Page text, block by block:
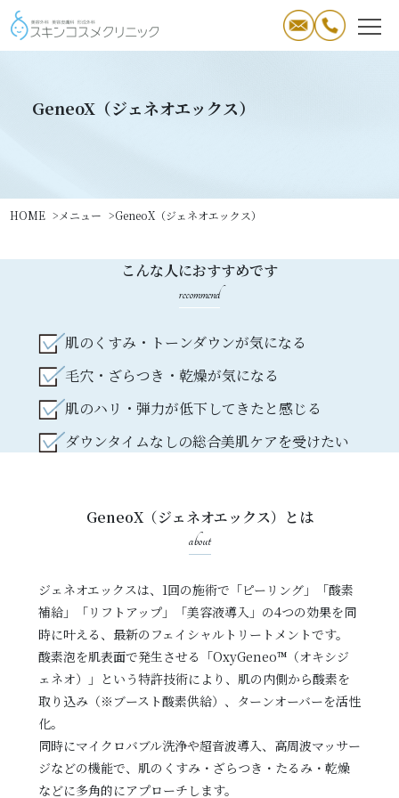
GeneoX（ジェネオエックス）
HOME メニュー GeneoX（ジェネオエックス）
こんな人におすすめです
recommend
肌のくすみ・トーンダウンが気になる
毛穴・ざらつき・乾燥が気になる
肌のハリ・弾力が低下してきたと感じる
ダウンタイムなしの総合美肌ケアを受けたい
GeneoX（ジェネオエックス）とは
about
ジェネオエックスは、1回の施術で「ピーリング」「酸素
補給」「リフトアップ」「美容液導入」の4つの効果を同
時に叶える、最新のフェイシャルトリートメントです。
酸素泡を肌表面で発生させる「OxyGeneo™（オキシジ
ェネオ）」という特許技術により、肌の内側から酸素を
取り込み（※ブースト酸素供給）、ターンオーバーを活性
化。
同時にマイクロバブル洗浄や超音波導入、高周波マッサー
ジなどの機能で、肌のくすみ・ざらつき・たるみ・乾燥
などに多角的にアプローチします。